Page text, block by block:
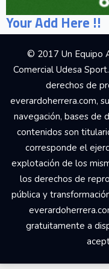
Your Add Here !!
© 2017 Un Equipo
Comercial Udesa
derechos de
everardoherrera.com,
navegación, bases de
contenidos son
corresponde el
explotación de los
los derechos de
pública y
gratuitamente a